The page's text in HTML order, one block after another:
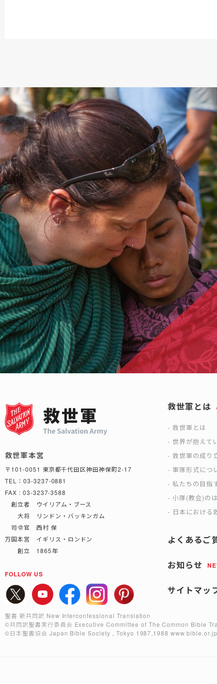
救世軍本営
〒101-0051 東京都千代田区神田神保町2-17
TEL：03-3237-0881
FAX : 03-3237-3588
創立者 ウイリアム・ブース
大将 リンドン・バッキンガム
司令官 西村 保
万国本営 イギリス・ロンドン
創立 1865年
FOLLOW US
救世軍とは
救世軍とは
世界が抱えて
救世軍の成り
軍隊形式につ
私たちの目指
小隊(教会)の
日本における
よくあるご
お知らせ
サイトマッ
聖書 新共同訳 New Interconfessional Translation
©共同訳聖書実行委員会 Executive Committee of The Common Bible
©日本聖書協会 Japan Bible Society , Tokyo 1987,1988www.bible.or.jp